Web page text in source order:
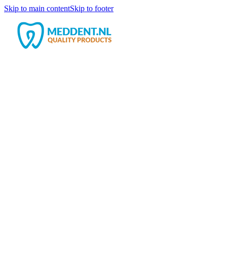
Skip to main contentSkip to footer